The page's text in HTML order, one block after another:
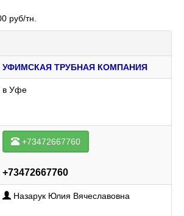
руб/тн.
УФИМСКАЯ ТРУБНАЯ КОМПАНИЯ
в Уфе
+73472667760
+73472667760
Назарук Юлия Вячеславовна